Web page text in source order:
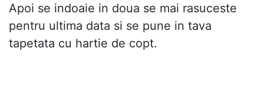
Apoi se indoaie in doua se mai rasuceste
pentru ultima data si se pune in tava
tapetata cu hartie de copt.